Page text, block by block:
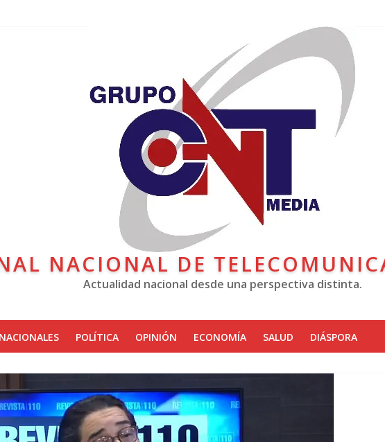
NACIONAL DE
Actualidad nacional desde una perspectiva distinta.
NACIONALES POLÍTICA OPINIÓN ECONOMÍA SALUD DIÁSPORA